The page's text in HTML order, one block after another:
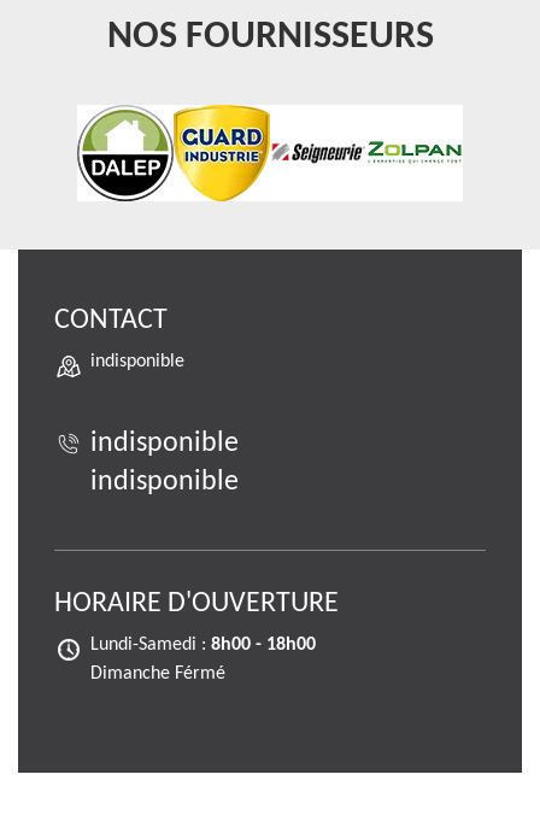
NOS FOURNISSEURS
CONTACT
indisponible
indisponible
indisponible
HORAIRE D'OUVERTURE
Lundi-Samedi : 8h00 - 18h00
Dimanche Férmé